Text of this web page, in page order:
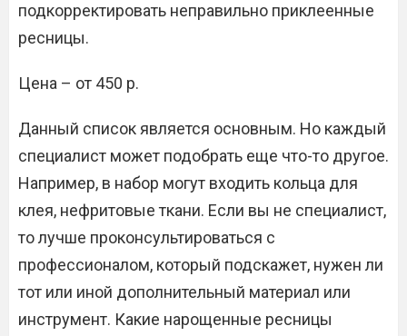
подкорректировать неправильно приклеенные
ресницы.
Цена – от 450 р.
Данный список является основным. Но каждый
специалист может подобрать еще что-то другое.
Например, в набор могут входить кольца для
клея, нефритовые ткани. Если вы не специалист,
то лучше проконсультироваться с
профессионалом, который подскажет, нужен ли
тот или иной дополнительный материал или
инструмент. Какие нарощенные ресницы